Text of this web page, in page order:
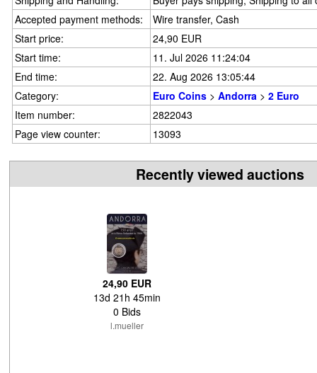
Accepted payment methods:
Wire transfer, Cash
Start price:
24,90 EUR
Start time:
11. Jul 2026 11:24:04
End time:
22. Aug 2026 13:05:44
Category:
Euro Coins > Andorra > 2 Euro
Item number:
2822043
Page view counter:
13093
Recently viewed auctions
24,90 EUR
13d 21h 45min
0 Bids
l.mueller